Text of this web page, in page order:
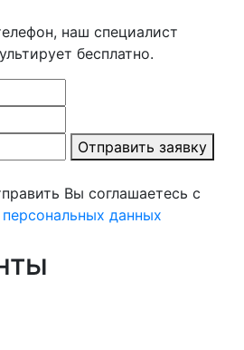
наш специалист
бесплатно.
Отправить заявку
Вы соглашаетесь с
данных